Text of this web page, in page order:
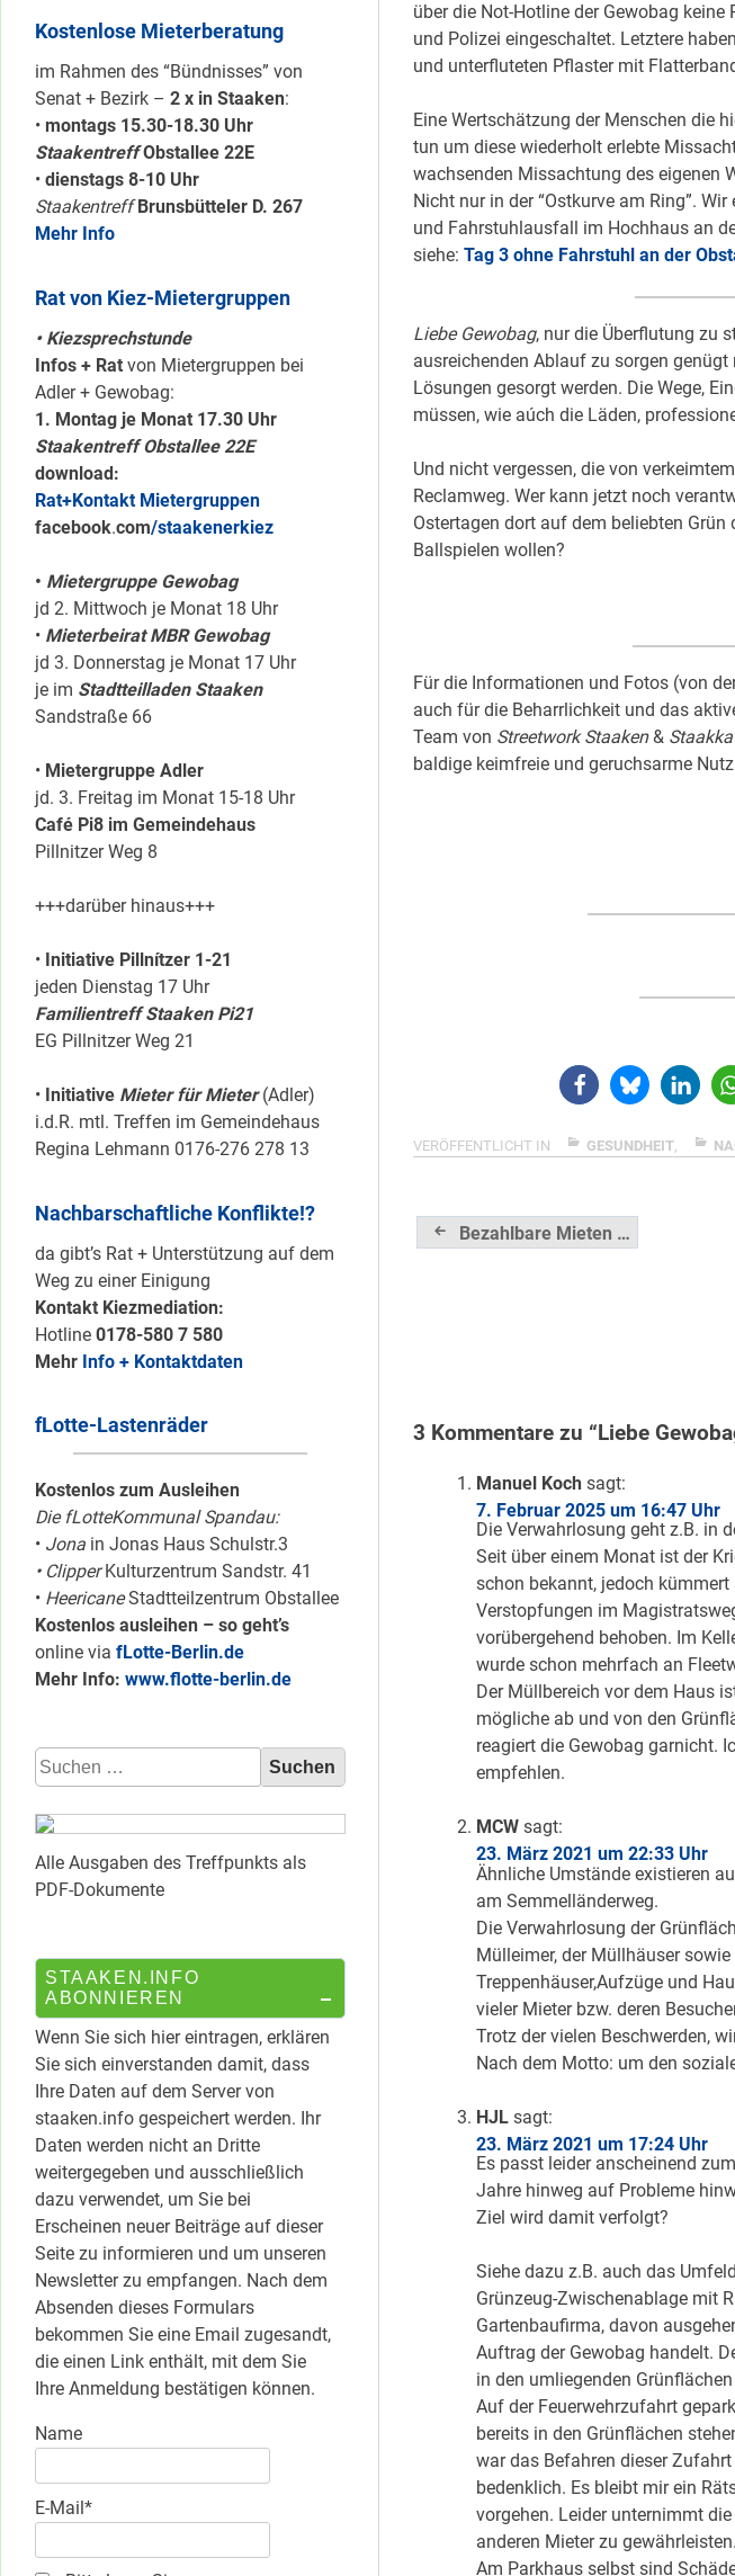
über die Not-Hotline der Gewobag
und Polizei eingeschaltet. Letztere
und unterfluteten Pflaster mit
Eine Wertschätzung der Menschen die
tun um diese wiederholt erlebte
wachsenden Missachtung des eigenen
Nicht nur in der “Ostkurve am Ring”.
und Fahrstuhlausfall im Hochhaus an
siehe: Tag 3 ohne Fahrstuhl an der
Liebe Gewobag, nur die Überflutung zu
ausreichenden Ablauf zu sorgen
Lösungen gesorgt werden. Die Wege,
müssen, wie aúch die Läden,
Und nicht vergessen, die von
Reclamweg. Wer kann jetzt noch
Ostertagen dort auf dem beliebten Grün
Ballspielen wollen?
Für die Informationen und Fotos (von
auch für die Beharrlichkeit und das
Team von Streetwork Staaken&
baldige keimfreie und geruchsarme
VERÖFFENTLICHT IN GESUNDHEIT,
Beitragsnavigation
Bezahlbare Mieten …
3 Kommentare zu “Liebe
Manuel Koch sagt:
7. Februar 2025 um 16:47 Uhr
Die Verwahrlosung geht z.B. in
Seit über einem Monat ist der
schon bekannt, jedoch
Verstopfungen im
vorübergehend behoben. Im
wurde schon mehrfach an
Der Müllbereich vor dem Haus
mögliche ab und von den
reagiert die Gewobag garnicht.
empfehlen.
MCW sagt:
23. März 2021 um 22:33 Uhr
Ähnliche Umstände existieren
am Semmelländerweg.
Die Verwahrlosung der
Mülleimer, der Müllhäuser
Treppenhäuser,Aufzüge und
vieler Mieter bzw. deren
Trotz der vielen Beschwerden,
Nach dem Motto: um den
HJL sagt:
23. März 2021 um 17:24 Uhr
Es passt leider anscheinend
Jahre hinweg auf Probleme
Ziel wird damit verfolgt?
Siehe dazu z.B. auch das
Grünzeug-Zwischenablage mit
Gartenbaufirma, davon
Auftrag der Gewobag handelt.
in den umliegenden
Auf der Feuerwehrzufahrt
bereits in den Grünflächen
war das Befahren dieser
bedenklich. Es bleibt mir ein
vorgehen. Leider unternimmt
anderen Mieter zu gewährleisten.
Am Parkhaus selbst sind
Kostenlose Mieterberatung
im Rahmen des “Bündnisses” von
Senat + Bezirk – 2 x in Staaken:
• montags 15.30-18.30 Uhr
Staakentreff Obstallee 22E
• dienstags 8-10 Uhr
Staakentreff Brunsbütteler D. 267
Mehr Info
Rat von Kiez-Mietergruppen
• Kiezsprechstunde
Infos + Rat von Mietergruppen bei
Adler + Gewobag:
1. Montag je Monat 17.30 Uhr
Staakentreff Obstallee 22E
download:
Rat+Kontakt Mietergruppen
facebook.com/staakenerkiez
• Mietergruppe Gewobag
jd 2. Mittwoch je Monat 18 Uhr
• Mieterbeirat MBR Gewobag
jd 3. Donnerstag je Monat 17 Uhr
je im Stadtteilladen Staaken
Sandstraße 66
• Mietergruppe Adler
jd. 3. Freitag im Monat 15-18 Uhr
Café Pi8 im Gemeindehaus
Pillnitzer Weg 8
+++darüber hinaus+++
• Initiative Pillnítzer 1-21
jeden Dienstag 17 Uhr
Familientreff Staaken Pi21
EG Pillnitzer Weg 21
• Initiative Mieter für Mieter(Adler)
i.d.R. mtl. Treffen im Gemeindehaus
Regina Lehmann 0176-276 278 13
Nachbarschaftliche Konflikte!?
da gibt’s Rat + Unterstützung auf dem
Weg zu einer Einigung
Kontakt Kiezmediation:
Hotline 0178-580 7 580
Mehr Info + Kontaktdaten
fLotte-Lastenräder
Kostenlos zum Ausleihen
Die fLotteKommunal Spandau:
• Jona in Jonas Haus Schulstr.3
• ClipperKulturzentrum Sandstr. 41
• HeericaneStadtteilzentrum Obstallee
Kostenlos ausleihen – so geht’s
online via fLotte-Berlin.de
Mehr Info: www.flotte-berlin.de
Suchen
nach:
Alle Ausgaben des Treffpunkts als
PDF-Dokumente
STAAKEN.INFO
ABONNIEREN
Wenn Sie sich hier eintragen, erklären
Sie sich einverstanden damit, dass
Ihre Daten auf dem Server von
staaken.info gespeichert werden. Ihr
Daten werden nicht an Dritte
weitergegeben und ausschließlich
dazu verwendet, um Sie bei
Erscheinen neuer Beiträge auf dieser
Seite zu informieren und um unseren
Newsletter zu empfangen. Nach dem
Absenden dieses Formulars
bekommen Sie eine Email zugesandt,
die einen Link enthält, mit dem Sie
Ihre Anmeldung bestätigen können.
Name
E-Mail*